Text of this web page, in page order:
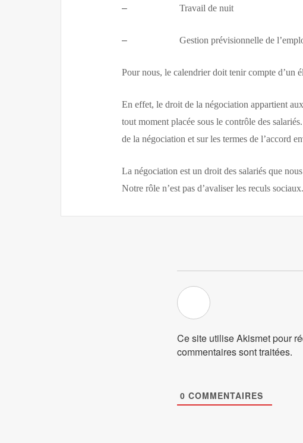
– Travail de nuit
– Gestion prévisionnelle de
Pour nous, le calendrier doit tenir compte d’un
En effet, le droit de la négociation appartient
tout moment placée sous le contrôle des
de la négociation et sur les termes de l’accord
La négociation est un droit des salariés que
Notre rôle n’est pas d’avaliser les reculs
Ce site utilise Akismet pour
commentaires sont traitées.
0 COMMENTAIRES